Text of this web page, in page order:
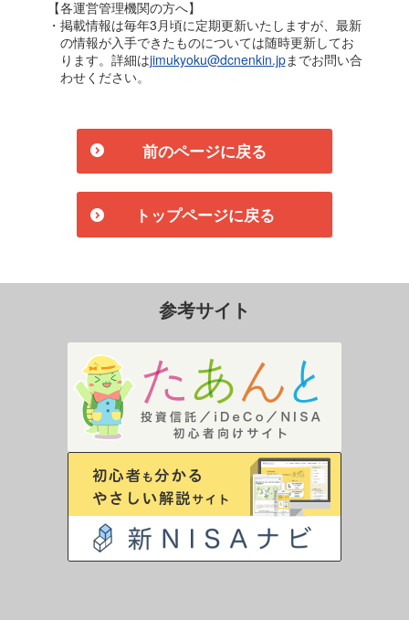
【各運営管理機関の方へ】
・掲載情報は毎年3月頃に定期更新いたしますが、最新
の情報が入手できたものについては随時更新してお
ります。詳細はjimukyoku@dcnenkin.jpまでお問い合
わせください。
前のページに戻る
トップページに戻る
参考サイト